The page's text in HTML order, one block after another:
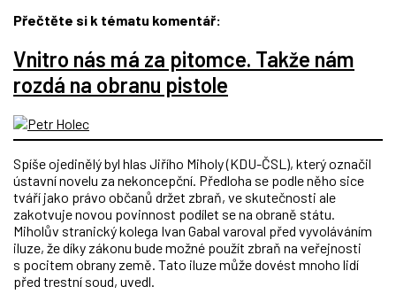
Přečtěte si k tématu komentář:
Vnitro nás má za pitomce. Takže nám
rozdá na obranu pistole
Spíše ojedinělý byl hlas Jiřího Miholy (KDU-ČSL), který označil
ústavní novelu za nekoncepční. Předloha se podle něho sice
tváří jako právo občanů držet zbraň, ve skutečnosti ale
zakotvuje novou povinnost podílet se na obraně státu.
Miholův stranický kolega Ivan Gabal varoval před vyvoláváním
iluze, že díky zákonu bude možné použít zbraň na veřejnosti
s pocitem obrany země. Tato iluze může dovést mnoho lidí
před trestní soud, uvedl.